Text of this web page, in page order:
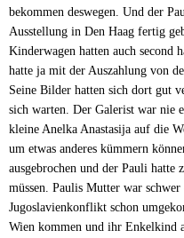
bekommen deswegen. Und der
Ausstellung in Den Haag fertig
Kinderwagen hatten auch second
hatte ja mit der Auszahlung von
Seine Bilder hatten sich dort gut
sich warten. Der Galerist war nie
kleine Anelka Anastasija auf die
um etwas anderes kümmern
ausgebrochen und der Pauli hatte
müssen. Paulis Mutter war
Jugoslavienkonflikt schon
Wien kommen und ihr Enkelkind